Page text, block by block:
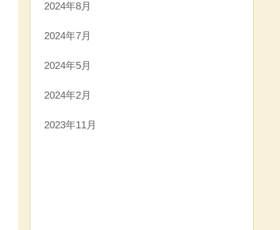
2024年8月
2024年7月
2024年5月
2024年2月
2023年11月